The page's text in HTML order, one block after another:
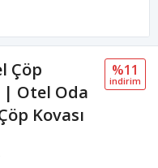
Çöp
| Otel Oda
Kovası
%11
i̇ndi̇ri̇m